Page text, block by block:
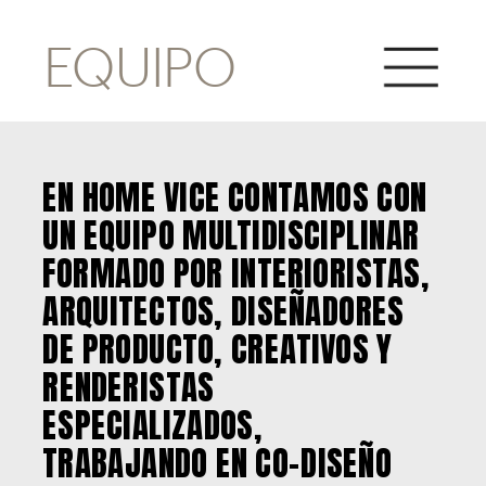
EQUIPO
EN HOME VICE CONTAMOS CON
UN EQUIPO MULTIDISCIPLINAR
FORMADO POR INTERIORISTAS,
ARQUITECTOS, DISEÑADORES
DE PRODUCTO, CREATIVOS Y
RENDERISTAS
ESPECIALIZADOS,
TRABAJANDO EN CO-DISEÑO